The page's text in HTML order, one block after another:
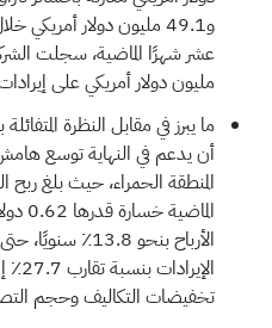
مليون دولار أمريكي على إيرادات بلغت 40.5 مليون
أن يدعم في النهاية توسع هامش
المنطقة الحمراء، حيث بلغ
الأرباح بنحو
تخفيضات التكاليف وحجم